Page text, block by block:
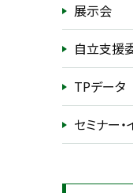
展示会
自立支援
TPデータ
セミナー・